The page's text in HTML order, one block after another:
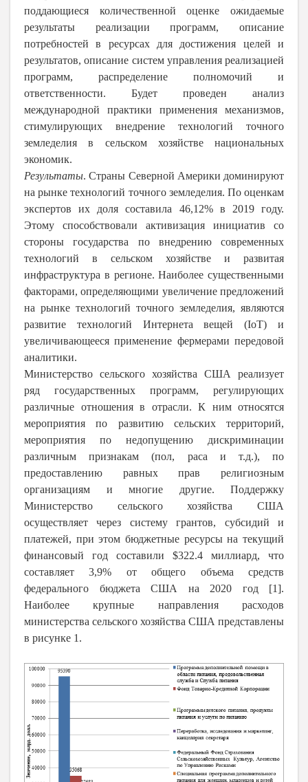
поддающиеся количественной оценке ожидаемые
результаты реализации программ, описание
потребностей в ресурсах для достижения целей и
результатов, описание систем управления реализацией
программ, распределение полномочий и
ответственности. Будет проведен анализ
международной практики применения механизмов,
стимулирующих внедрение технологий точного
земледелия в сельском хозяйстве национальных
экономик.
Результаты. Страны Северной Америки доминируют
на рынке технологий точного земледелия. По оценкам
экспертов их доля составила 46,12% в 2019 году.
Этому способствовали активизация инициатив со
стороны государства по внедрению современных
технологий в сельском хозяйстве и развитая
инфраструктура в регионе. Наиболее существенными
факторами, определяющими увеличение предложений
на рынке технологий точного земледелия, являются
развитие технологий Интернета вещей (IoT) и
увеличивающееся применение фермерами передовой
аналитики.
Министерство сельского хозяйства США реализует
ряд государственных программ, регулирующих
различные отношения в отрасли. К ним относятся
мероприятия по развитию сельских территорий,
мероприятия по недопущению дискриминации
различным признакам (пол, раса и т.д.), по
предоставлению равных прав религиозным
организациям и многие другие. Поддержку
Министерство сельского хозяйства США
осуществляет через систему грантов, субсидий и
платежей, при этом бюджетные ресурсы на текущий
финансовый год составили $322.4 миллиард, что
составляет 3,9% от общего объема средств
федерального бюджета США на 2020 год [1].
Наиболее крупные направления расходов
министерства сельского хозяйства США представлены
в рисунке 1.